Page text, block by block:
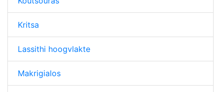
Kritsa
Lassithi hoogvlakte
Makrigialos